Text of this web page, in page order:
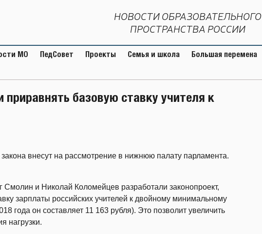
НОВОСТИ ОБРАЗОВАТЕЛЬНОГО
ПРОСТРАНСТВА РОССИИ
МО ПедСовет Проекты Семья и школа Большая перемена
базовую ставку учителя к
внесут на рассмотрение в нижнюю палату парламента.
и Николай Коломейцев разработали законопроект,
зарплаты российских учителей к двойному минимальному
года он составляет 11 163 рубля). Это позволит увеличить
нагрузки.